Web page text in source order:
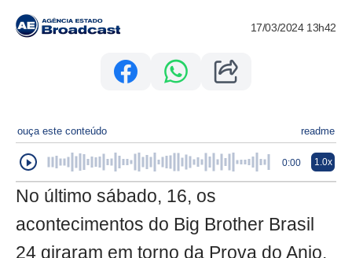
17/03/2024 13h42
ouça este conteúdo readme
0:00 1.0x
No último sábado, 16, os
acontecimentos do Big Brother Brasil
24 giraram em torno da Prova do Anjo,